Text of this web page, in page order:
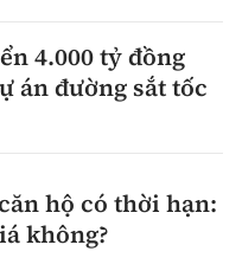
4.000 tỷ đồng
án đường sắt tốc
hộ có thời hạn:
không?